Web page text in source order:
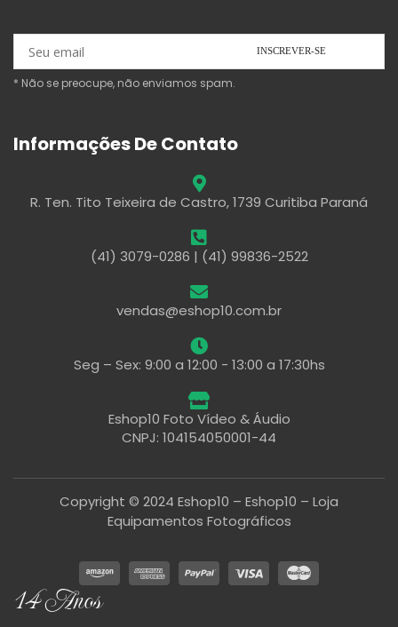
* Não se preocupe, não enviamos spam.
Informações De Contato
R. Ten. Tito Teixeira de Castro, 1739 Curitiba Paraná
(41) 3079-0286 | (41) 99836-2522
vendas@eshop10.com.br
Seg – Sex: 9:00 a 12:00 - 13:00 a 17:30hs
Eshop10 Foto Vídeo & Áudio
CNPJ: 104154050001-44
Copyright © 2024 Eshop10 – Eshop10 – Loja
Equipamentos Fotográficos
14 Anos